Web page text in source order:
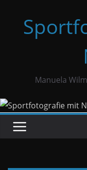
springen
Manuela